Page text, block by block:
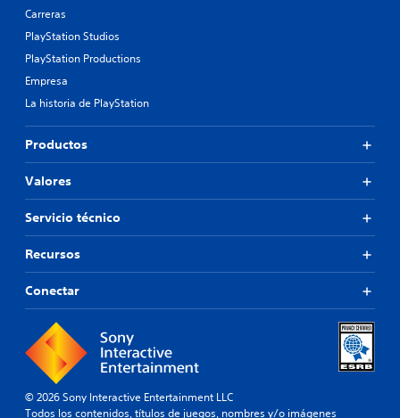
Carreras
PlayStation Studios
PlayStation Productions
Empresa
La historia de PlayStation
Productos
Valores
Servicio técnico
Recursos
Conectar
© 2026 Sony Interactive Entertainment LLC
Todos los contenidos, títulos de juegos, nombres y/o imágenes